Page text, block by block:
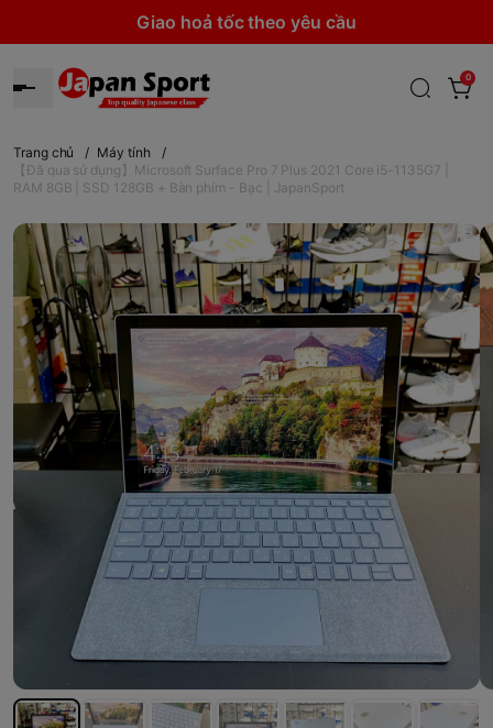
Giao hoả tốc theo yêu cầu
0
Trang chủ / Máy tính
/
【Đã qua sử dụng】Microsoft Surface Pro 7 Plus 2021 Core i5-1135G7 |
RAM 8GB | SSD 128GB + Bàn phím - Bạc | JapanSport